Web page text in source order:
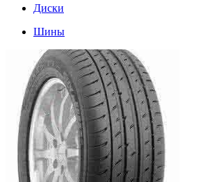
Диски
Шины